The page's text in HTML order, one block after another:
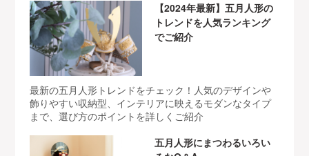
【2024年最新】五月人形の
トレンドを人気ランキング
でご紹介
最新の五月人形トレンドをチェック！人気のデザインや
飾りやすい収納型、インテリアに映えるモダンなタイプ
まで、選び方のポイントを詳しくご紹介
五月人形にまつわるいろい